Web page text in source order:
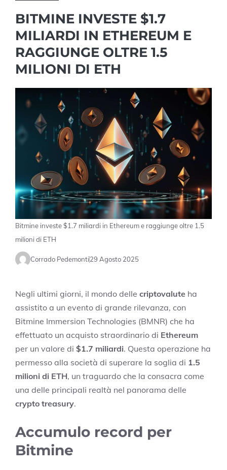
BITMINE INVESTE $1.7
MILIARDI IN ETHEREUM E
RAGGIUNGE OLTRE 1.5
MILIONI DI ETH
Bitmine investe $1.7 miliardi in Ethereum e raggiunge oltre 1.5
milioni di ETH
Corrado Pedemonti29 Agosto 2025
Negli ultimi giorni, il mondo delle criptovalute ha
assistito a un evento di grande rilevanza, con
Bitmine Immersion Technologies (BMNR) che ha
effettuato un acquisto straordinario di Ethereum
per un valore di $1.7 miliardi. Questa operazione ha
permesso alla società di superare la soglia di 1.5
milioni di ETH, un traguardo che la consacra come
una delle principali realtà nel panorama delle
crypto treasury.
Accumulo record per
Bitmine